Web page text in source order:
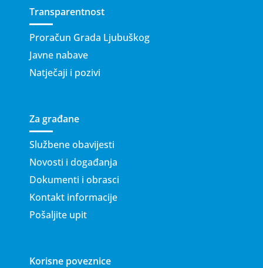
Transparentnost
Proračun Grada Ljubuškog
Javne nabave
Natječaji i pozivi
Za građane
Službene obavijesti
Novosti i događanja
Dokumenti i obrasci
Kontakt informacije
Pošaljite upit
Korisne poveznice